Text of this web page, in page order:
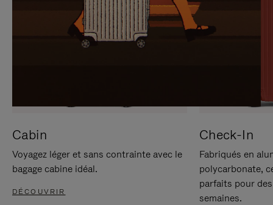
PAUSE
LE
SON
Cabin
Voyagez léger et sans contrainte avec le
bagage cabine idéal.
DÉCOUVRIR
Check-In
Fabriqués en
polycarbonate,
parfaits pour
semaines.